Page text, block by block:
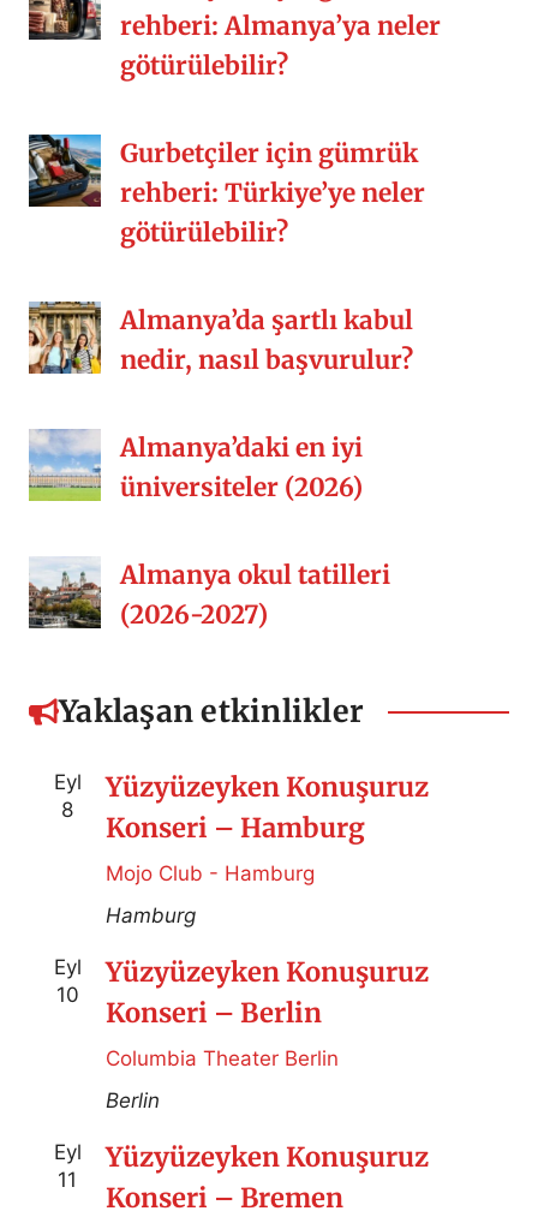
rehberi: Almanya’ya neler
götürülebilir?
Gurbetçiler için gümrük
rehberi: Türkiye’ye neler
götürülebilir?
Almanya’da şartlı kabul
nedir, nasıl başvurulur?
Almanya’daki en iyi
üniversiteler (2026)
Almanya okul tatilleri
(2026-2027)
Yaklaşan etkinlikler
Eyl
8
Yüzyüzeyken Konuşuruz
Konseri – Hamburg
Mojo Club - Hamburg
Hamburg
Eyl
10
Yüzyüzeyken Konuşuruz
Konseri – Berlin
Columbia Theater Berlin
Berlin
Eyl
11
Yüzyüzeyken Konuşuruz
Konseri – Bremen